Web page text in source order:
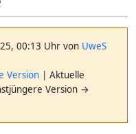
00:13 Uhr von UweS
Version | Aktuelle
Version →